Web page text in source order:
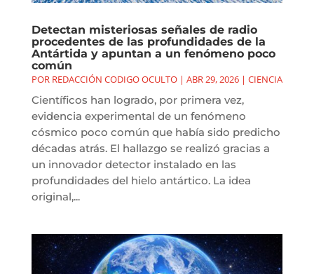
Detectan misteriosas señales de radio
procedentes de las profundidades de la
Antártida y apuntan a un fenómeno poco
común
POR REDACCIÓN CODIGO OCULTO| ABR 29, 2026| CIENCIA
Científicos han logrado, por primera vez,
evidencia experimental de un fenómeno
cósmico poco común que había sido predicho
décadas atrás. El hallazgo se realizó gracias a
un innovador detector instalado en las
profundidades del hielo antártico. La idea
original,...